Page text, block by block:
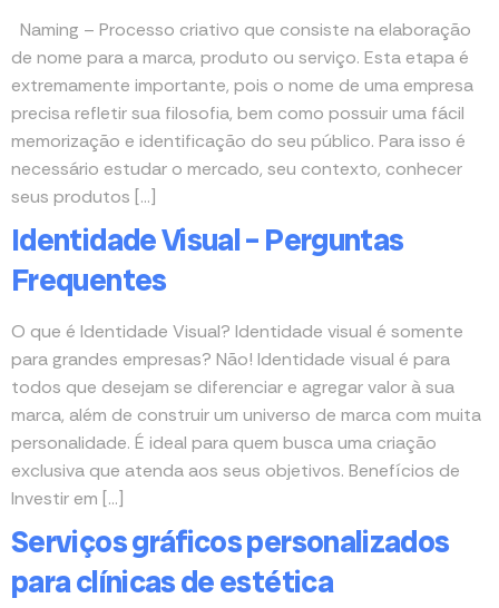
Naming – Processo criativo que consiste na elaboração
de nome para a marca, produto ou serviço. Esta etapa é
extremamente importante, pois o nome de uma empresa
precisa refletir sua filosofia, bem como possuir uma fácil
memorização e identificação do seu público. Para isso é
necessário estudar o mercado, seu contexto, conhecer
seus produtos […]
Identidade Visual – Perguntas
Frequentes
O que é Identidade Visual? Identidade visual é somente
para grandes empresas? Não! Identidade visual é para
todos que desejam se diferenciar e agregar valor à sua
marca, além de construir um universo de marca com muita
personalidade. É ideal para quem busca uma criação
exclusiva que atenda aos seus objetivos. Benefícios de
Investir em […]
Serviços gráficos personalizados
para clínicas de estética